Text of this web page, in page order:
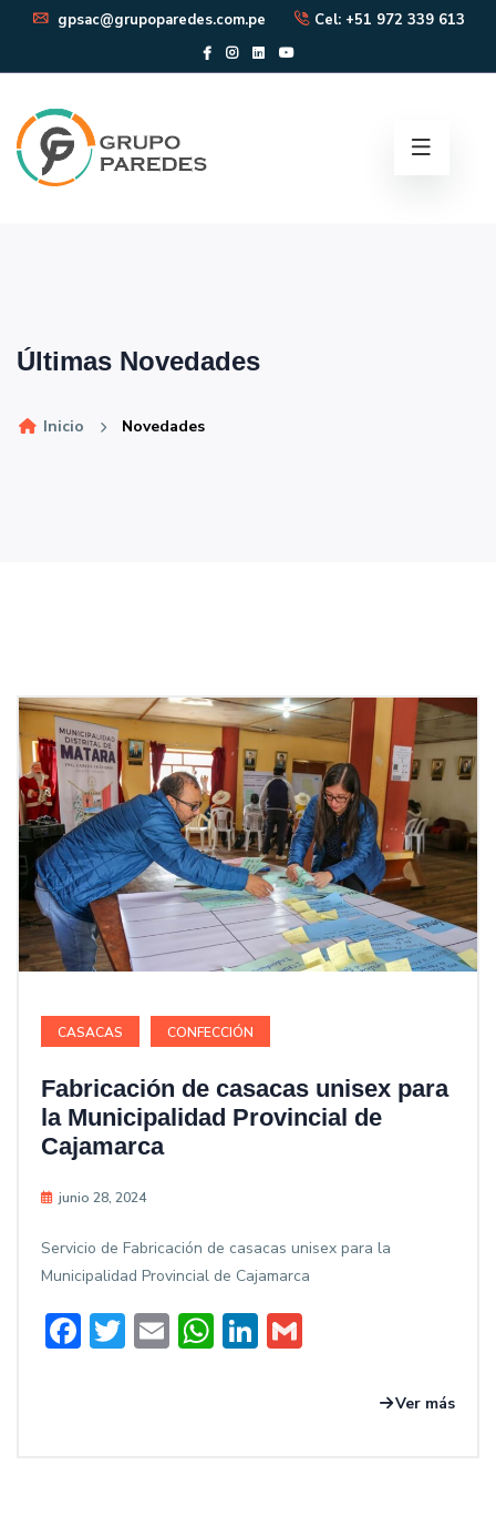
gpsac@grupoparedes.com.pe Cel: +51 972 339 613
Últimas Novedades
Inicio Novedades
CASACAS CONFECCIÓN
Fabricación de casacas unisex para
la Municipalidad Provincial de
Cajamarca
junio 28, 2024
Servicio de Fabricación de casacas unisex para la
Municipalidad Provincial de Cajamarca
Facebook
Twitter
EmailWhatsApp
LinkedIn
Ver más